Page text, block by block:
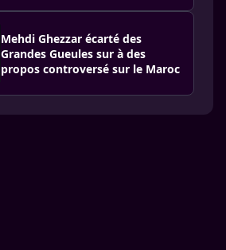
Mehdi Ghezzar écarté des
Grandes Gueules sur à des
propos controversé sur le Maroc